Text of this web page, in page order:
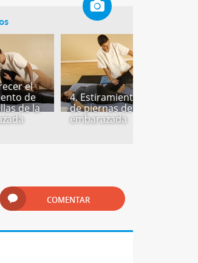
el
de
de la
4. Estiramiento
de piernas de la
embarazada
COMENTAR